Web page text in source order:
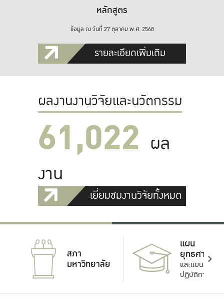
หลักสูตร
ข้อมูล ณ วันที่ 27 ตุลาคม พ.ศ. 2568
รายละเอียดเพิ่มเติม
ผลงานงานวิจัยและนวัตกรรม
61,022 ผล
งาน
เยี่ยมชมงานวิจัยทั้งหมด
สภา
มหาวิทยาลัย
แผน
ยุทธศาสตร์
และแผน
ปฏิบัติการ